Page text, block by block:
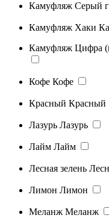
Камуфляж Серый
Камуфляж Хаки
Камуфляж Цифра
Кофе Кофе
Красный Красный
Лазурь Лазурь
Лайм Лайм
Лесная зелень
Лимон Лимон
Меланж Меланж